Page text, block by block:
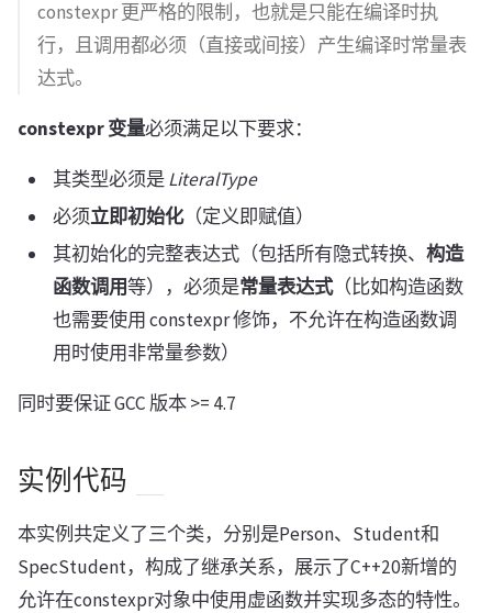
constexpr 更严格的限制，也就是只能在编译时执
行，且调用都必须（直接或间接）产生编译时常量表
达式。
constexpr 变量必须满足以下要求：
其类型必须是LiteralType
必须立即初始化（定义即赋值）
其初始化的完整表达式（包括所有隐式转换、 构造
函数调用等），必须是常量表达式（比如构造函数
也需要使用 constexpr 修饰，不允许在构造函数调
用时使用非常量参数）
同时要保证 GCC 版本 >= 4.7
实例代码
本实例共定义了三个类，分别是Person、Student和
SpecStudent，构成了继承关系，展示了C++20新增的
允许在constexpr对象中使用虚函数并实现多态的特性。